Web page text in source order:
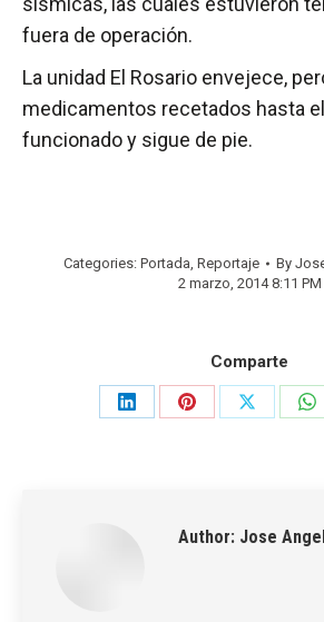
fuera de operación.
La unidad El Rosario envejece,
medicamentos recetados hasta
funcionado y sigue de pie.
Categories: Portada, Reportaje By
2 marzo, 2014 8:11 PM
Comparte
Share
Share
Share
Author: Jose